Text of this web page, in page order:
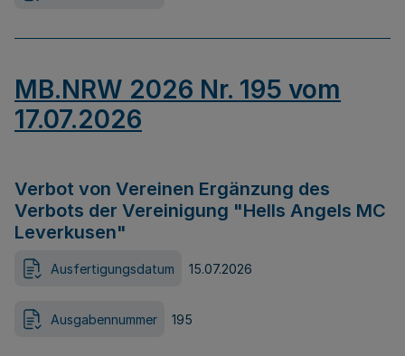
MB.NRW 2026 Nr. 195 vom
17.07.2026
Verbot von Vereinen Ergänzung des
Verbots der Vereinigung "Hells Angels MC
Leverkusen"
Ausfertigungsdatum 15.07.2026
Ausgabennummer 195